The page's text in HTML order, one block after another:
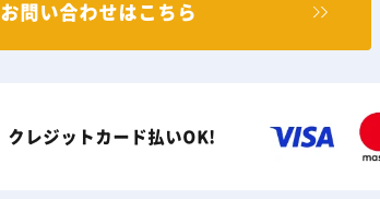
お問い合わせはこちら
クレジットカード払いOK!